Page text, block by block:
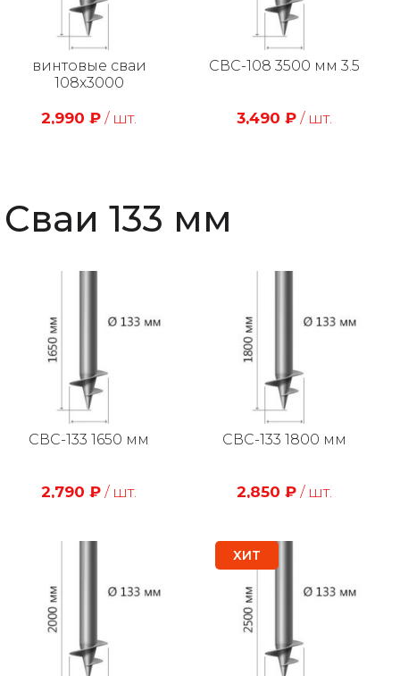
винтовые сваи
108х3000
2,990 ₽ / шт.
СВС-108 3500 мм 3.5
3,490 ₽ / шт.
Сваи 133 мм
СВС-133 1650 мм
2,790 ₽ / шт.
СВС-133 1800 мм
2,850 ₽ / шт.
ХИТ